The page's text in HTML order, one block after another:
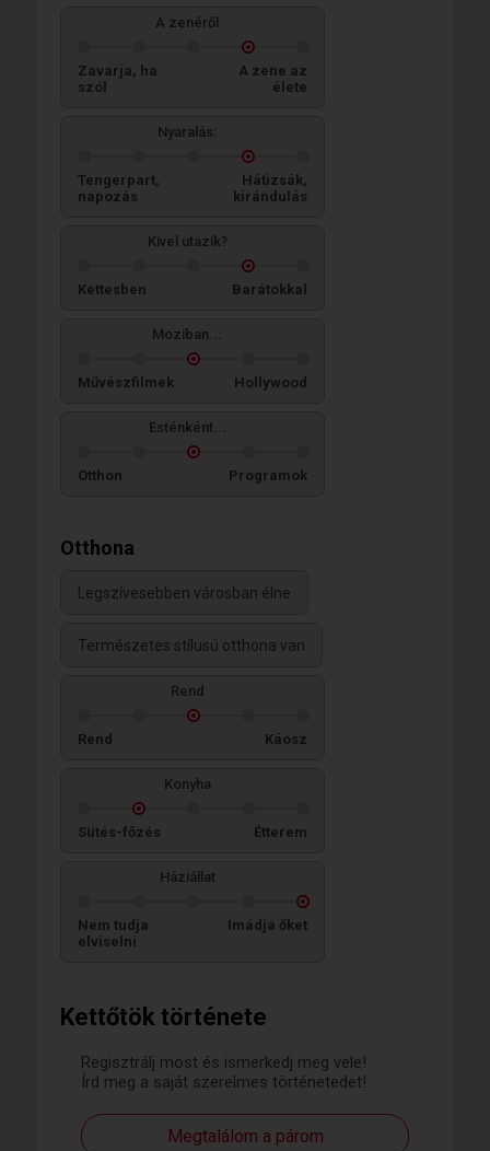
Kettőtök története
Regisztrálj most és ismerkedj meg vele!
Írd meg a saját szerelmes történetedet!
Megtalálom a párom
A zenéről
Zavarja, ha
szól
A zene az
élete
Nyaralás:
Tengerpart,
napozás
Hátizsák,
kirándulás
Kivel utazik?
Kettesben Barátokkal
Moziban...
Művészfilmek Hollywood
Esténként...
Otthon Programok
Otthona
Legszívesebben városban élne
Természetes stílusú otthona van
Rend
Rend Káosz
Konyha
Sütés-főzés Étterem
Háziállat
Nem tudja
elviselni
Imádja őket